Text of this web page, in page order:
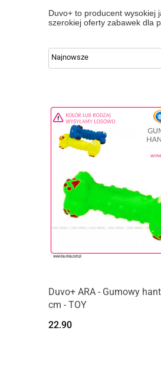
Duvo+ to producent wysokiej
szerokiej oferty zabawek dla
Duvo+ ARA - Gumowy
cm - TOY
22.90